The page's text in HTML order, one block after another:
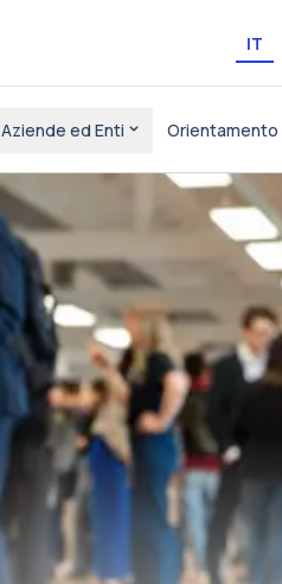
IT
Aziende ed Enti Orientamento